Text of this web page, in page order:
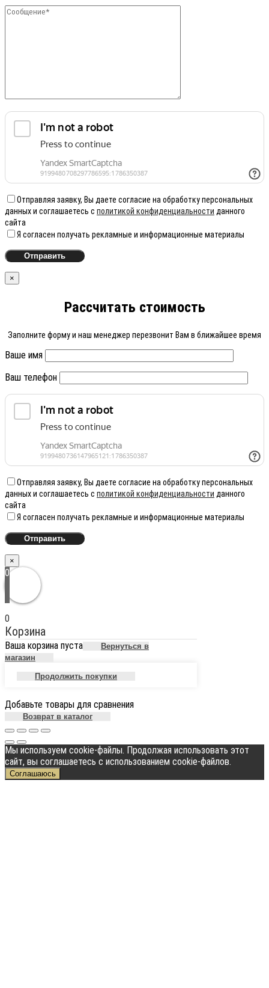
Отправляя заявку, Вы даете согласие на обработку персональных
данных и соглашаетесь с политикой конфиденциальности данного
сайта
Я согласен получать рекламные и информационные материалы
×
Рассчитать стоимость
Заполните форму и наш менеджер перезвонит Вам в ближайшее время
Ваше имя
Ваш телефон
Отправляя заявку, Вы даете согласие на обработку персональных
данных и соглашаетесь с политикой конфиденциальности данного
сайта
Я согласен получать рекламные и информационные материалы
×
0
0
Корзина
Ваша корзина пуста
Вернуться в
магазин
Продолжить покупки
Добавьте товары для сравнения
Возврат в каталог
Мы используем cookie-файлы. Продолжая использовать этот
сайт, вы соглашаетесь с использованием cookie-файлов.
Соглашаюсь